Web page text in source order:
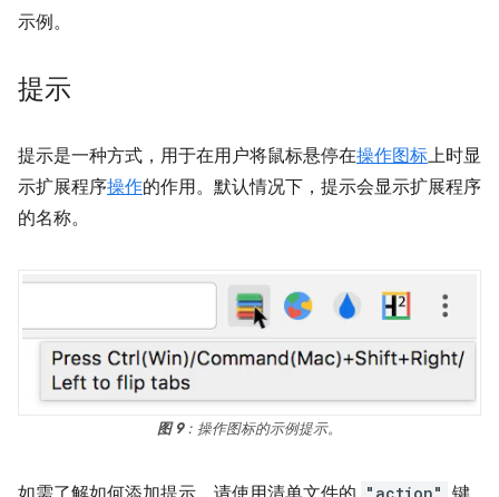
示例。
提示
提示是一种方式，用于在用户将鼠标悬停在操作图标上时显
示扩展程序操作的作用。默认情况下，提示会显示扩展程序
的名称。
图 9：操作图标的示例提示。